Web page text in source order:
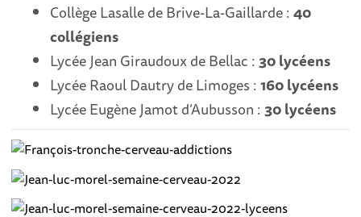
Collège Lasalle de Brive-La-Gaillarde :40
collégiens
Lycée Jean Giraudoux de Bellac :30 lycéens
Lycée Raoul Dautry de Limoges :160 lycéens
Lycée Eugène Jamot d’Aubusson :30 lycéens